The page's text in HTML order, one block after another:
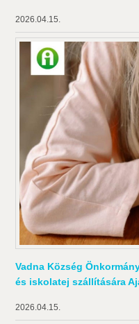
2026.04.15.
Vadna Község
és iskolatej szállítására
2026.04.15.